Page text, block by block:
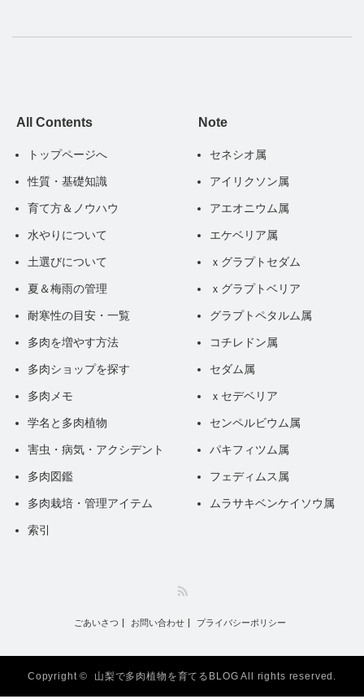
All Contents
トップページへ
性質・基礎知識
育て方＆ノウハウ
水やりについて
土選びについて
夏＆梅雨の管理
耐寒性の目安・一覧
多肉を増やす方法
多肉ショップを探す
多肉メモ
学名と多肉植物
害虫・病気・アクシデント
多肉図鑑
多肉栽培・管理アイテム
索引
Note
セネシオ属
アイリクソン属
アエオニウム属
エケベリア属
ｘグラプトセダム
ｘグラプトベリア
グラプトペタルム属
コチレドン属
セダム属
ｘセデベリア
センペルビウム属
パキフィツム属
フェディムス属
ムラサキベンケイソウ属
ごあいさつ お問い合わせ プライバシーポリシー
Copyright © 山梨で多肉植物を育てるBLOG All rights reserved.